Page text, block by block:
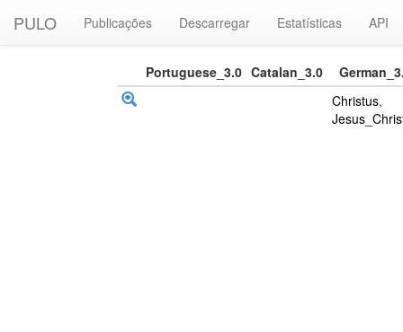
PULO Publicações Descarregar Estatísticas API
Portuguese_3.0 Catalan_3.0
Christus,